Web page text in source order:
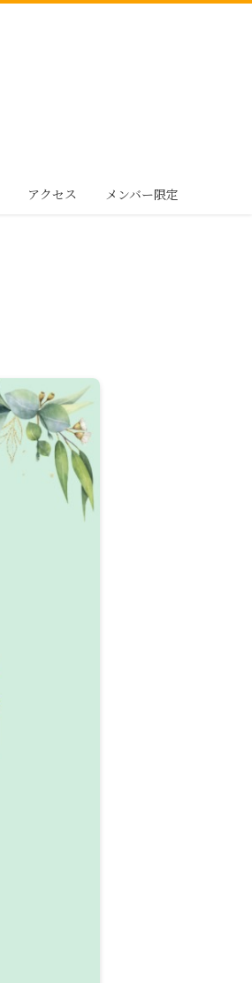
アクセス メンバー限定